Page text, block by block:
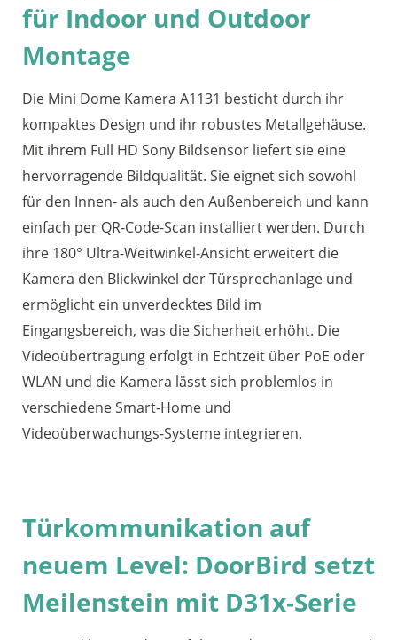
für Indoor und Outdoor
Montage
Die Mini Dome Kamera A1131 besticht durch ihr
kompaktes Design und ihr robustes Metallgehäuse.
Mit ihrem Full HD Sony Bildsensor liefert sie eine
hervorragende Bildqualität. Sie eignet sich sowohl
für den Innen- als auch den Außenbereich und kann
einfach per QR-Code-Scan installiert werden. Durch
ihre 180° Ultra-Weitwinkel-Ansicht erweitert die
Kamera den Blickwinkel der Türsprechanlage und
ermöglicht ein unverdecktes Bild im
Eingangsbereich, was die Sicherheit erhöht. Die
Videoübertragung erfolgt in Echtzeit über PoE oder
WLAN und die Kamera lässt sich problemlos in
verschiedene Smart-Home und
Videoüberwachungs-Systeme integrieren.
Türkommunikation auf
neuem Level: DoorBird setzt
Meilenstein mit D31x-Serie